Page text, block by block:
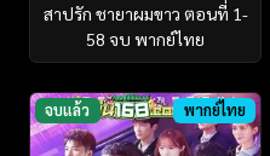
สาปรัก ชายาผมขาว ตอนที่ 1-
58 จบ พากย์ไทย
จบแล้ว พากย์ไทย